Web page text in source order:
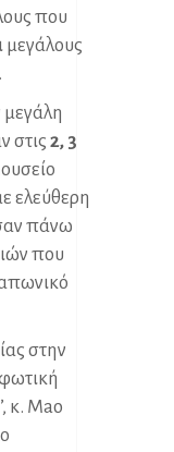
που
μεγάλους
στις 2, 3
ελεύθερη
πάνω
που
στην
κ. Mao